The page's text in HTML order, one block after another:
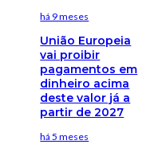
há 9 meses
União Europeia
vai proibir
pagamentos em
dinheiro acima
deste valor já a
partir de 2027
há 5 meses